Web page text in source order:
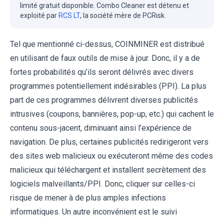
limité gratuit disponible. Combo Cleaner est détenu et
exploité par RCS LT, la société mère de PCRisk.
Tel que mentionné ci-dessus, COINMINER est distribué
en utilisant de faux outils de mise à jour. Donc, il y a de
fortes probabilités qu’ils seront délivrés avec divers
programmes potentiellement indésirables (PPI). La plus
part de ces programmes délivrent diverses publicités
intrusives (coupons, bannières, pop-up, etc.) qui cachent le
contenu sous-jacent, diminuant ainsi l’expérience de
navigation. De plus, certaines publicités redirigeront vers
des sites web malicieux ou exécuteront même des codes
malicieux qui téléchargent et installent secrètement des
logiciels malveillants/PPI. Donc, cliquer sur celles-ci
risque de mener à de plus amples infections
informatiques. Un autre inconvénient est le suivi